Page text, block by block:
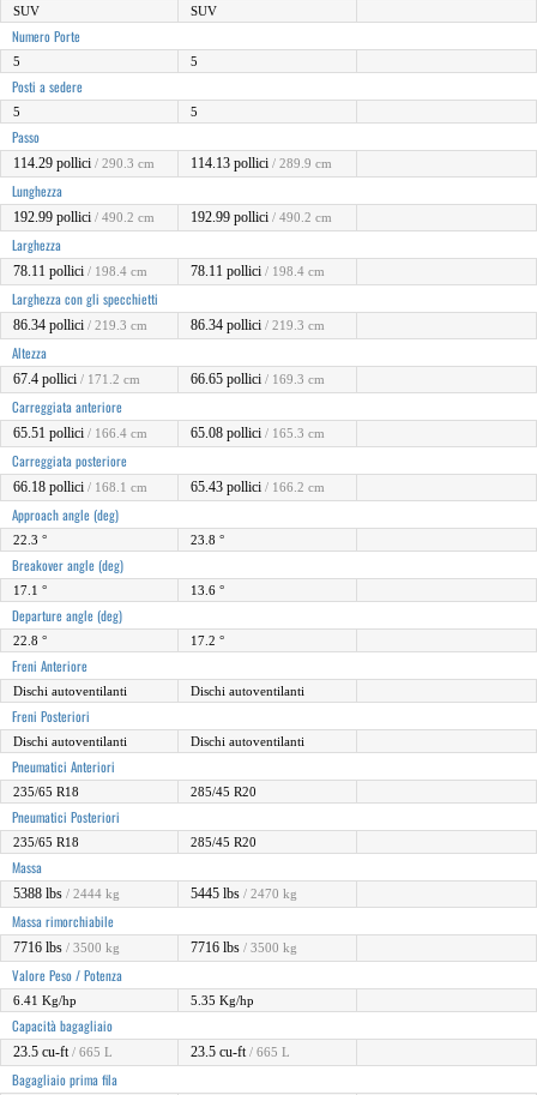
SUV SUV
Numero Porte
5 5
Posti a sedere
5 5
Passo
114.29 pollici / 290.3 cm 114.13 pollici / 289.9 cm
Lunghezza
192.99 pollici / 490.2 cm 192.99 pollici / 490.2 cm
Larghezza
78.11 pollici / 198.4 cm 78.11 pollici / 198.4 cm
Larghezza con gli specchietti
86.34 pollici / 219.3 cm 86.34 pollici / 219.3 cm
Altezza
67.4 pollici / 171.2 cm 66.65 pollici / 169.3 cm
Carreggiata anteriore
65.51 pollici / 166.4 cm 65.08 pollici / 165.3 cm
Carreggiata posteriore
66.18 pollici / 168.1 cm 65.43 pollici / 166.2 cm
Approach angle (deg)
22.3 ° 23.8 °
Breakover angle (deg)
17.1 ° 13.6 °
Departure angle (deg)
22.8 ° 17.2 °
Freni Anteriore
Dischi autoventilanti Dischi autoventilanti
Freni Posteriori
Dischi autoventilanti Dischi autoventilanti
Pneumatici Anteriori
235/65 R18 285/45 R20
Pneumatici Posteriori
235/65 R18 285/45 R20
Massa
5388 lbs / 2444 kg 5445 lbs / 2470 kg
Massa rimorchiabile
7716 lbs / 3500 kg 7716 lbs / 3500 kg
Valore Peso / Potenza
6.41 Kg/hp 5.35 Kg/hp
Capacità bagagliaio
23.5 cu-ft / 665 L 23.5 cu-ft / 665 L
Bagagliaio prima fila